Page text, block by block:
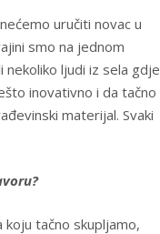
uručiti novac u
smo na jednom
ljudi iz sela gdje
inovativno i da tačno
materijal. Svaki
tačno skupljamo,